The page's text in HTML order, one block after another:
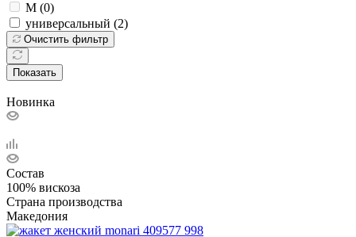
М (0)
универсальный (2)
Очистить фильтр
Показать
Новинка
Состав
100% вискоза
Страна производства
Македония